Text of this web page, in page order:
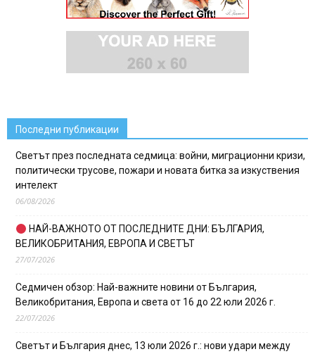
Последни публикации
Светът през последната седмица: войни, миграционни кризи,
политически трусове, пожари и новата битка за изкуствения
интелект
06/08/2026
НАЙ-ВАЖНОТО ОТ ПОСЛЕДНИТЕ ДНИ: БЪЛГАРИЯ,
ВЕЛИКОБРИТАНИЯ, ЕВРОПА И СВЕТЪТ
27/07/2026
Седмичен обзор: Най-важните новини от България,
Великобритания, Европа и света от 16 до 22 юли 2026 г.
22/07/2026
Светът и България днес, 13 юли 2026 г.: нови удари между